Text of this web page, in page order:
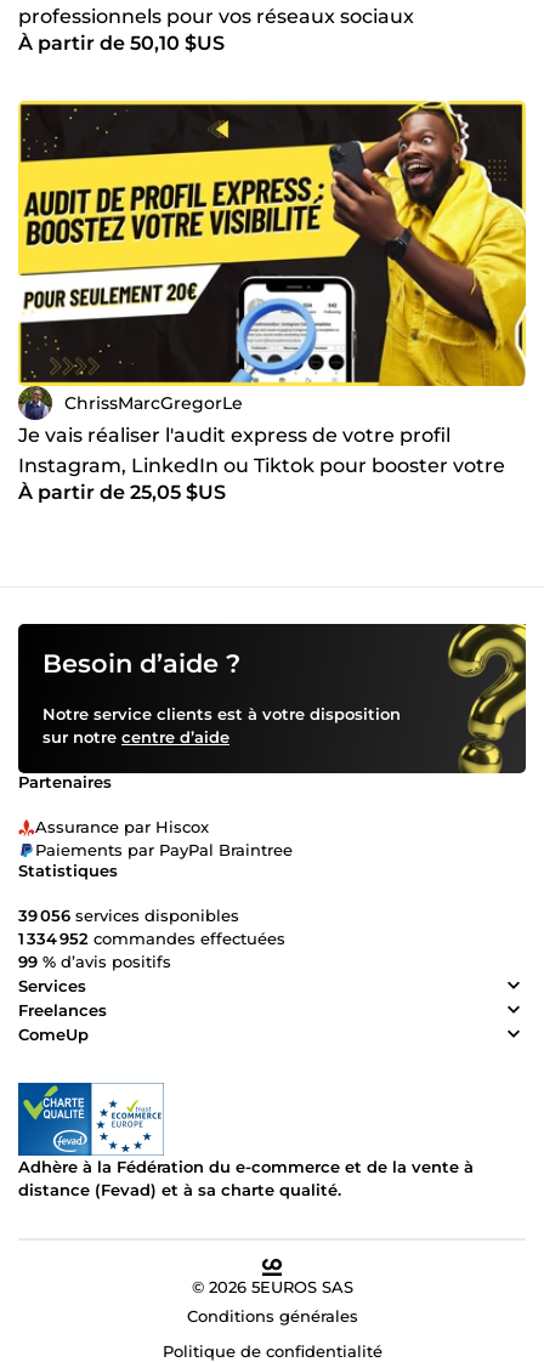
professionnels pour vos réseaux sociaux
À partir de 50,10 $US
ChrissMarcGregorLe
Je vais réaliser l'audit express de votre profil
Instagram, LinkedIn ou Tiktok pour booster votre
visibilité
À partir de 25,05 $US
Besoin d’aide ?
Notre service clients est à votre disposition
sur notre centre d’aide
Partenaires
Assurance par Hiscox
Paiements par PayPal Braintree
Statistiques
39 056 services disponibles
1 334 952 commandes effectuées
99 % d’avis positifs
Services
Freelances
ComeUp
Adhère à la Fédération du e-commerce et de la vente à
distance (Fevad) et à sa charte qualité.
© 2026 5EUROS SAS
Conditions générales
Politique de confidentialité